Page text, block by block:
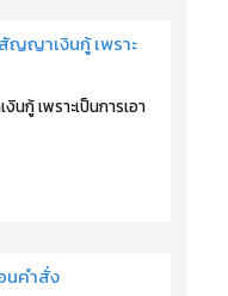
กู้ เพราะเป็นการเอา